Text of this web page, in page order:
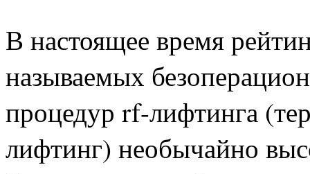
В настоящее время
называемых
процедур rf-лифтинга
лифтинг) необычайно